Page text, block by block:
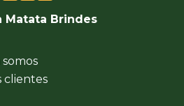
Matata Brindes
clientes